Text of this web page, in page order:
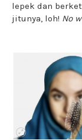
lepek dan
jitunya, loh! No